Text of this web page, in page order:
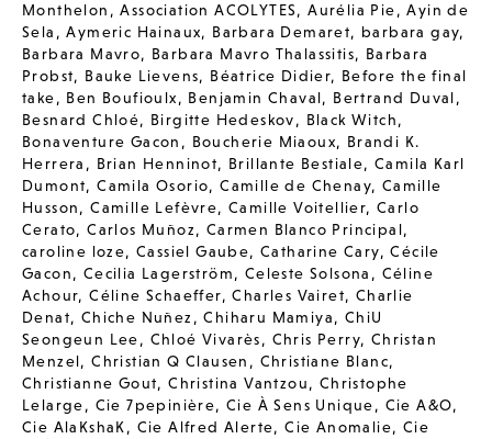
Monthelon ,Association ACOLYTES,Aurélia Pie,Ayin de
Sela ,Aymeric Hainaux, Barbara Demaret, barbara gay,
Barbara Mavro, Barbara Mavro Thalassitis, Barbara
Probst, Bauke Lievens, Béatrice Didier, Before the final
take, Ben Boufioulx, Benjamin Chaval, Bertrand Duval,
Besnard Chloé, Birgitte Hedeskov, Black Witch,
Bonaventure Gacon , Boucherie Miaoux, Brandi K.
Herrera , Brian Henninot, Brillante Bestiale,Camila Karl
Dumont,Camila Osorio,Camille de Chenay, Camille
Husson,Camille Lefèvre,Camille Voitellier,Carlo
Cerato,Carlos Muñoz, Carmen Blanco Principal,
caroline loze,Cassiel Gaube,Catharine Cary,Cécile
Gacon, Cecilia Lagerström, Celeste Solsona , Céline
Achour,Céline Schaeffer,Charles Vairet, Charlie
Denat, Chiche Nuñez ,Chiharu Mamiya, ChiU
Seongeun Lee, Chloé Vivarès, Chris Perry, Christan
Menzel,Christian Q Clausen , Christiane Blanc,
Christianne Gout,Christina Vantzou, Christophe
Lelarge, Cie 7pepinière,Cie À Sens Unique, Cie A&O,
Cie AlaKshaK, Cie Alfred Alerte,Cie Anomalie, Cie